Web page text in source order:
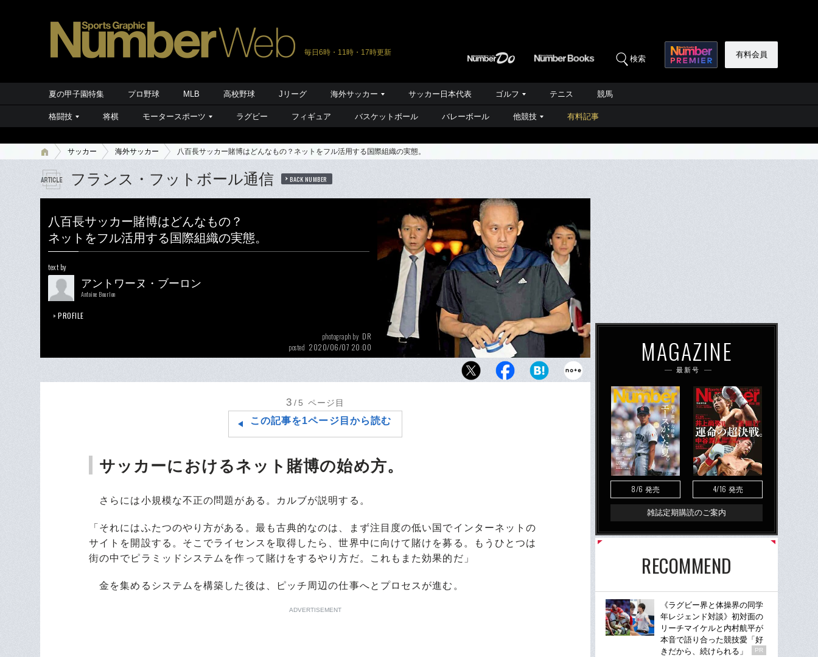
毎日6時・11時・17時更新
検索 有料会員
夏の甲子園特集 プロ野球 MLB 高校野球 Jリーグ 海外サッカー サッカー日本代表 ゴルフ テニス 競馬
格闘技 将棋 モータースポーツ ラグビー フィギュア バスケットボール バレーボール 他競技 有料記事
サッカー 海外サッカー 八百長サッカー賭博はどんなもの？ネットをフル活用する国際組織の実態。
フランス・フットボール通信 BACK NUMBER
八百長サッカー賭博はどんなもの？
ネットをフル活用する国際組織の実態。
text by
アントワーヌ・ブーロン
Antoine Bourlon
PROFILE
photograph by DR
posted 2020/06/07 20:00
史上最大の八百長組織を運営していたシンガポール人のダ
3 /5 ページ目
この記事を1ページ目から読む
サッカーにおけるネット賭博の始め方。
さらには小規模な不正の問題がある。カルブが説明する。
「それにはふたつのやり方がある。最も古典的なのは、まず注目度の低い国でインターネットの
サイトを開設する。そこでライセンスを取得したら、世界中に向けて賭けを募る。もうひとつは
街の中でピラミッドシステムを作って賭けをするやり方だ。これもまた効果的だ」
金を集めるシステムを構築した後は、ピッチ周辺の仕事へとプロセスが進む。
ADVERTISEMENT
MAGAZINE
最新号
8/6 発売 4/16 発売
雑誌定期購読のご案内
RECOMMEND
《ラグビー界と体操界の同学
年レジェンド対談》初対面の
リーチマイケルと内村航平が
本音で語り合った競技愛「好
きだから、続けられる」
PR